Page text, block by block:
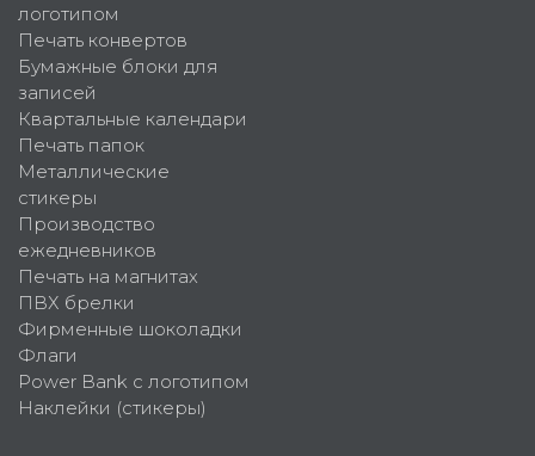
логотипом
Печать конвертов
Бумажные блоки для
записей
Квартальные календари
Печать папок
Металлические
стикеры
Производство
ежедневников
Печать на магнитах
ПВХ брелки
Фирменные шоколадки
Флаги
Power Bank с логотипом
Наклейки (стикеры)